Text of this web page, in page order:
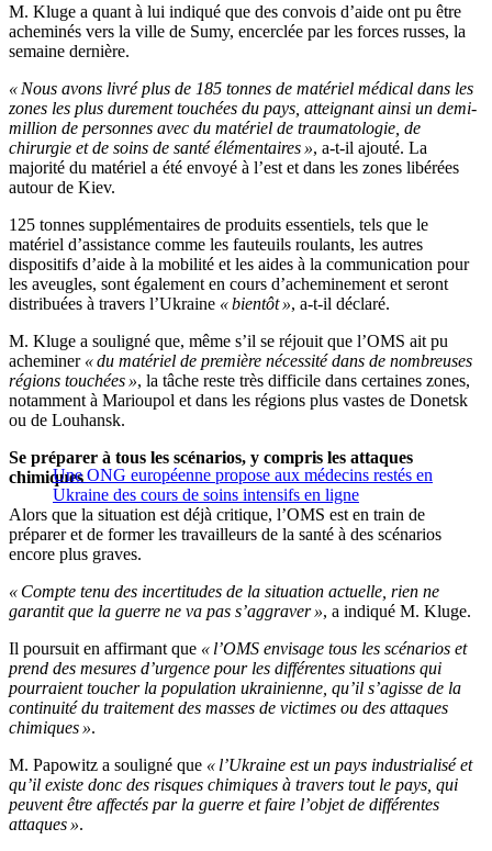
M. Kluge a quant à lui indiqué que des convois d’aide ont pu être
acheminés vers la ville de Sumy, encerclée par les forces russes, la
semaine dernière.
« Nous avons livré plus de 185 tonnes de matériel médical dans les
zones les plus durement touchées du pays, atteignant ainsi un demi-
million de personnes avec du matériel de traumatologie, de
chirurgie et de soins de santé élémentaires », a-t-il ajouté. La
majorité du matériel a été envoyé à l’est et dans les zones libérées
autour de Kiev.
125 tonnes supplémentaires de produits essentiels, tels que le
matériel d’assistance comme les fauteuils roulants, les autres
dispositifs d’aide à la mobilité et les aides à la communication pour
les aveugles, sont également en cours d’acheminement et seront
distribuées à travers l’Ukraine « bientôt », a-t-il déclaré.
M. Kluge a souligné que, même s’il se réjouit que l’OMS ait pu
acheminer « du matériel de première nécessité dans de nombreuses
régions touchées », la tâche reste très difficile dans certaines zones,
notamment à Marioupol et dans les régions plus vastes de Donetsk
ou de Louhansk.
Une ONG européenne propose aux médecins restés en
Ukraine des cours de soins intensifs en ligne
Se préparer à tous les scénarios, y compris les attaques
chimiques
Alors que la situation est déjà critique, l’OMS est en train de
préparer et de former les travailleurs de la santé à des scénarios
encore plus graves.
« Compte tenu des incertitudes de la situation actuelle, rien ne
garantit que la guerre ne va pas s’aggraver », a indiqué M. Kluge.
Il poursuit en affirmant que « l’OMS envisage tous les scénarios et
prend des mesures d’urgence pour les différentes situations qui
pourraient toucher la population ukrainienne, qu’il s’agisse de la
continuité du traitement des masses de victimes ou des attaques
chimiques ».
M. Papowitz a souligné que « l’Ukraine est un pays industrialisé et
qu’il existe donc des risques chimiques à travers tout le pays, qui
peuvent être affectés par la guerre et faire l’objet de différentes
attaques ».